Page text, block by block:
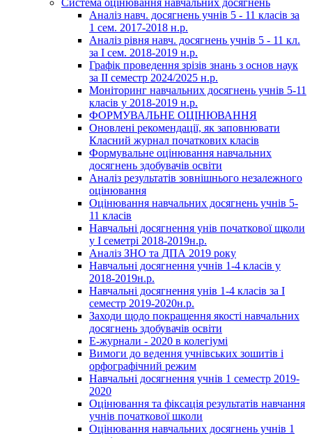
Система оцінювання навчальних досягнень
Аналіз навч. досягнень учнів 5 - 11 класів за
1 сем. 2017-2018 н.р.
Аналіз рівня навч. досягнень учнів 5 - 11 кл.
за І сем. 2018-2019 н.р.
Графік проведення зрізів знань з основ наук
за ІІ семестр 2024/2025 н.р.
Моніторинг навчальних досягнень учнів 5-11
класів у 2018-2019 н.р.
ФОРМУВАЛЬНЕ ОЦІНЮВАННЯ
Оновлені рекомендації, як заповнювати
Класний журнал початкових класів
Формувальне оцінювання навчальних
досягнень здобувачів освіти
Аналіз результатів зовнішнього незалежного
оцінювання
Оцінювання навчальних досягнень учнів 5-
11 класів
Навчальні досягнення унів початкової щколи
у І семетрі 2018-2019н.р.
Аналіз ЗНО та ДПА 2019 року
Навчальні досягнення учнів 1-4 класів у
2018-2019н.р.
Навчальні досягнення унів 1-4 класів за І
семестр 2019-2020н.р.
Заходи щодо покращення якості навчальних
досягнень здобувачів освіти
Е-журнали - 2020 в колегіумі
Вимоги до ведення учнівських зошитів і
орфографічний режим
Навчальні досягнення учнів 1 семестр 2019-
2020
Оцінювання та фіксація результатів навчання
учнів початкової школи
Оцінювання навчальних досягнень учнів 1